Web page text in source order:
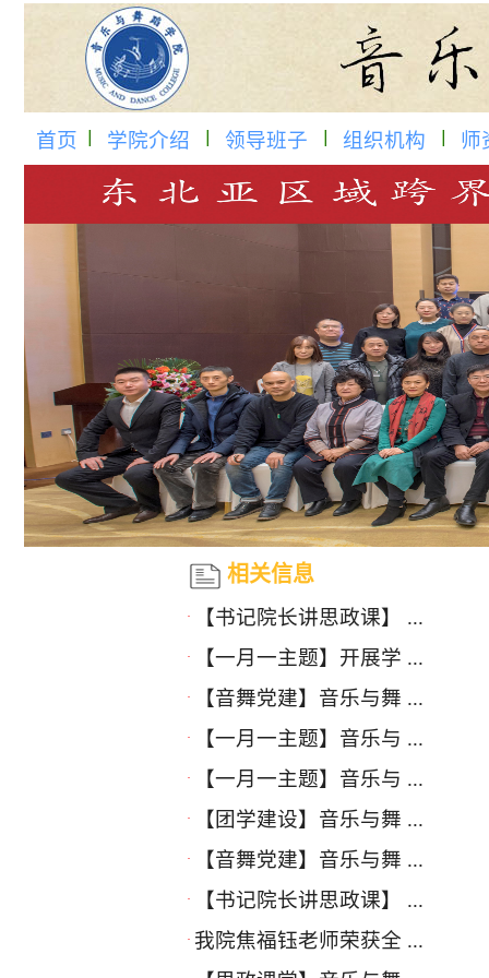
首页 学院介绍 领导班子 组织机构 师
相关信息
· 【书记院长讲思政课】 ...
· 【一月一主题】开展学 ...
· 【音舞党建】音乐与舞 ...
· 【一月一主题】音乐与 ...
· 【一月一主题】音乐与 ...
· 【团学建设】音乐与舞 ...
· 【音舞党建】音乐与舞 ...
· 【书记院长讲思政课】 ...
· 我院焦福钰老师荣获全 ...